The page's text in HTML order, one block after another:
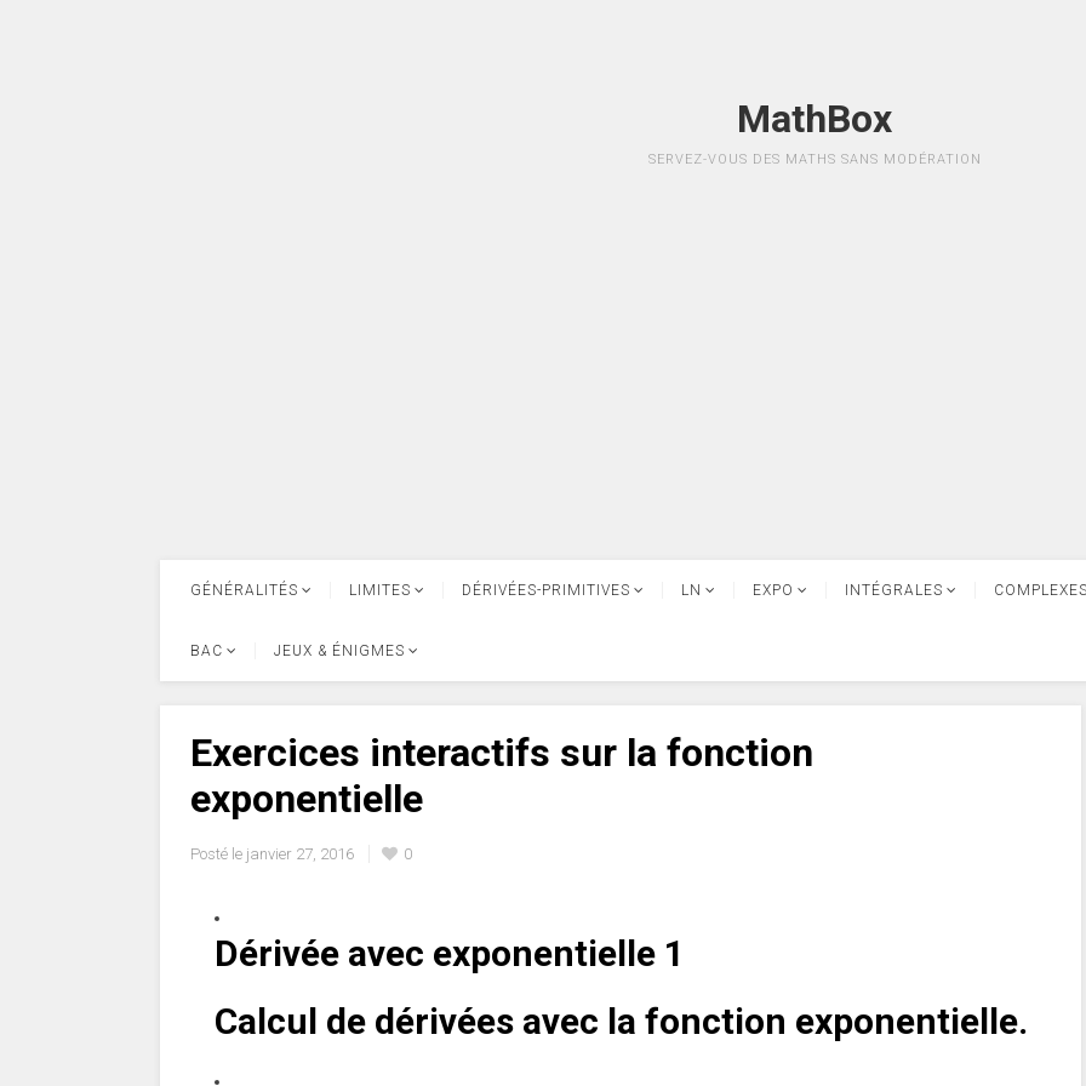
MathBox
SERVEZ-VOUS DES MATHS SANS MODÉRATION
GÉNÉRALITÉS LIMITES DÉRIVÉES-PRIMITIVES LN EXPO INTÉGRALES COMPLEXES
BAC JEUX & ÉNIGMES
Exercices interactifs sur la fonction
exponentielle
Posté le janvier 27, 2016 0
Dérivée avec exponentielle 1
Calcul de dérivées avec la fonction exponentielle.